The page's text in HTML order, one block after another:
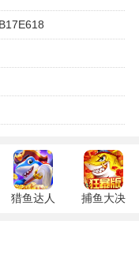
段的玩家，确保每位
以在游戏中体验到地
己的喜好选择不同的
猎鱼达人
捕鱼大决